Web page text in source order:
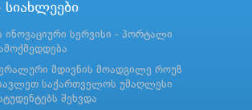
ინოვაციური სერვისი - პორტალი
მდივნის მოადგილე როუზ
საქართველოს უმაღლესი
შეხვდა